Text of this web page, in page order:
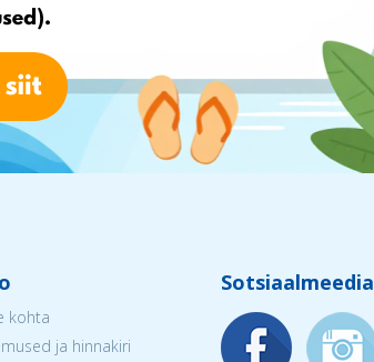
kohta
ja hinnakiri
Sotsiaalmeedia